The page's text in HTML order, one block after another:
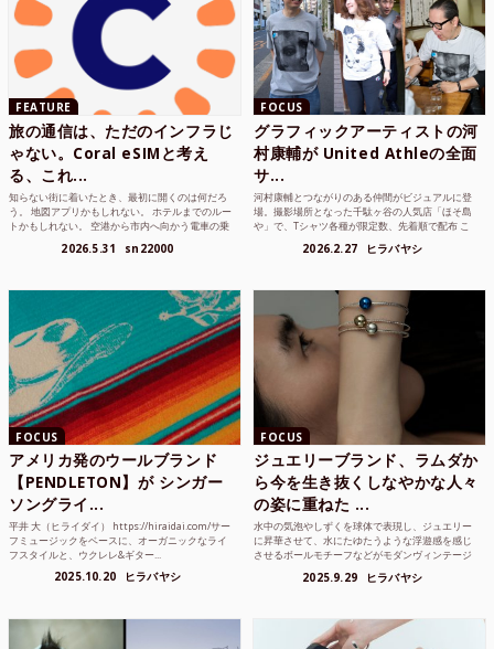
FEATURE
旅の通信は、ただのインフラじ
ゃない。Coral eSIMと考え
る、これ...
知らない街に着いたとき、最初に開くのは何だろ
う。 地図アプリかもしれない。 ホテルまでのルー
トかもしれない。 空港から市内へ向かう電車の乗
2026.5.31 sn22000
FOCUS
グラフィックアーティストの河
村康輔が United Athleの全面
サ...
河村康輔とつながりのある仲間がビジュアルに登
場。撮影場所となった千駄ヶ谷の人気店「ほそ島
や」で、Tシャツ各種が限定数、先着順で配布 こ
2026.2.27 ヒラバヤシ
FOCUS
アメリカ発のウールブランド
【PENDLETON】が シンガー
ソングライ...
平井 大（ヒライダイ） https://hiraidai.com/サー
フミュージックをベースに、オーガニックなライ
フスタイルと、ウクレレ&ギター...
2025.10.20 ヒラバヤシ
FOCUS
ジュエリーブランド、ラムダか
ら今を生き抜くしなやかな人々
の姿に重ねた ...
水中の気泡やしずくを球体で表現し、ジュエリー
に昇華させて、水にたゆたうような浮遊感を感じ
させるボールモチーフなどがモダンヴィンテージ
2025.9.29 ヒラバヤシ